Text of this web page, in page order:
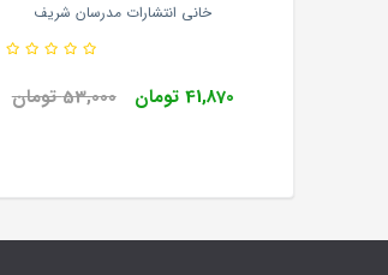
خانی انتشارات مدرسان شریف
41,870 تومان 53,000 تومان